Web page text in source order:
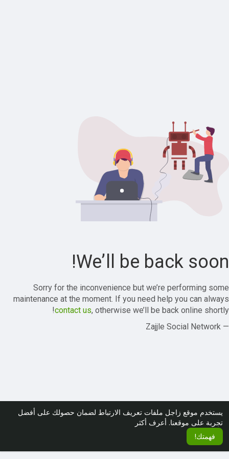
يستخدم موقع زاجل ملفات تعريف الارتباط لضمان حصولك على أفضل
تجربة على موقعنا. أعرف أكثر
فهمتك!
We’ll be back soon!
Sorry for the inconvenience but we’re performing some
maintenance at the moment. If you need help you can always
contact us, otherwise we’ll be back online shortly!
— Zajjle Social Network